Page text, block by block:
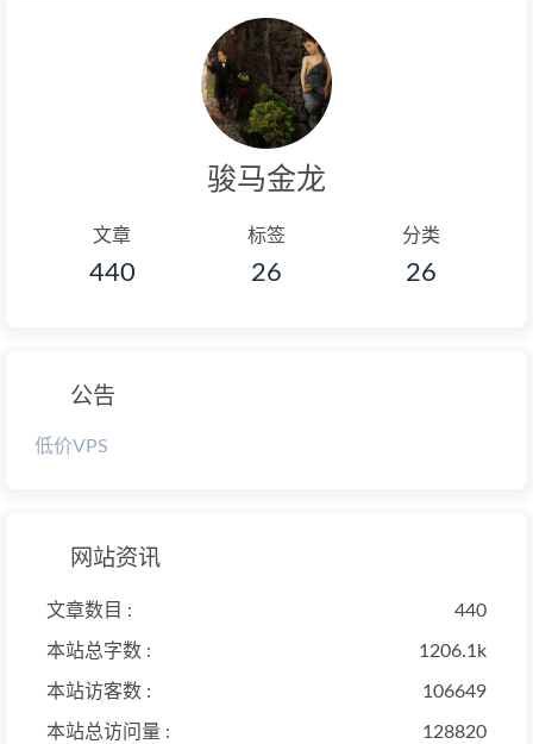
骏马金龙
文章
440
标签
26
分类
26
公告
低价VPS
网站资讯
文章数目 : 440
本站总字数 : 1206.1k
本站访客数 : 106649
本站总访问量 : 128820